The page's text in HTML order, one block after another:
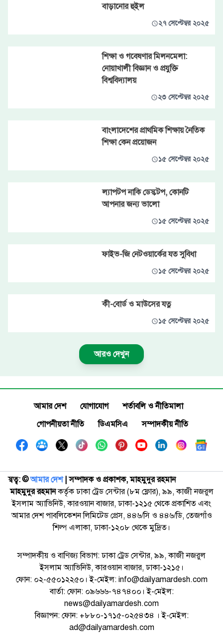
বাড়ানোর হুইল
২৭ সেপ্টেম্বর ২০২৫
শিক্ষা ও গবেষণার মিলনমেলা:
নোয়াখালী বিজ্ঞান ও প্রযুক্তি
বিশ্ববিদ্যালয়
২৩ সেপ্টেম্বর ২০২৫
বাংলাদেশের প্রাথমিক শিক্ষায় নৈতিক
শিক্ষা কেন প্রয়োজন
১৫ সেপ্টেম্বর ২০২৫
ল্যাপটপ নাকি ডেস্কটপ, কোনটি
আপনার জন্য ভালো
১৫ সেপ্টেম্বর ২০২৫
ফাইভ-জি নেটওয়ার্কের যত সুবিধা
১৫ সেপ্টেম্বর ২০২৫
কী-বোর্ড ও মাউসের যত্ন
১৫ সেপ্টেম্বর ২০২৫
আরও দেখুন
আমার দেশ যোগাযোগ
শর্তাবলি ও নীতিমালা
গোপনীয়তা নীতি
ডিএমসিএ সম্পাদকীয় নীতি
স্বত্ব: ©️আমার দেশ| সম্পাদক ও প্রকাশক, মাহমুদুর রহমান
মাহমুদুর রহমানকর্তৃক ঢাকা ট্রেড সেন্টার (৮ম ফ্লোর), ৯৯, কাজী নজরুল
ইসলাম অ্যাভিনিউ, কারওয়ান বাজার, ঢাকা-১২১৫ থেকে প্রকাশিত এবং
আমার দেশ পাবলিকেশন লিমিটেড প্রেস, ৪৪৬/সি ও ৪৪৬/ডি, তেজগাঁও
শিল্প এলাকা, ঢাকা-১২০৮ থেকে মুদ্রিত।
সম্পাদকীয় ও বাণিজ্য বিভাগ: ঢাকা ট্রেড সেন্টার, ৯৯, কাজী নজরুল
ইসলাম অ্যাভিনিউ, কারওয়ান বাজার, ঢাকা-১২১৫।
ফোন: ০২-৫৫০১২২৫০। ই-মেইল: info@dailyamardesh.com
বার্তা: ফোন: ০৯৬৬৬-৭৪৭৪০০। ই-মেইল:
news@dailyamardesh.com
বিজ্ঞাপন: ফোন: +৮৮০-১৭১৫-০২৫৪৩৪ । ই-মেইল:
ad@dailyamardesh.com